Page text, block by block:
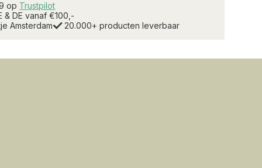
op Trustpilot
& DE vanaf €100,-
Amsterdam
20.000+ producten leverbaar